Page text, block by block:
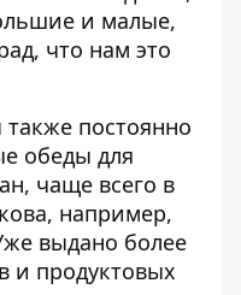
и малые,
что нам это
постоянно
обеды для
чаще всего в
например,
выдано более
и продуктовых